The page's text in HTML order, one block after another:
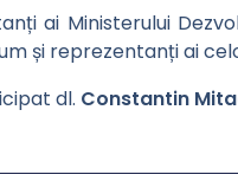
ai Ministerului
și reprezentanți ai
dl. Constantin